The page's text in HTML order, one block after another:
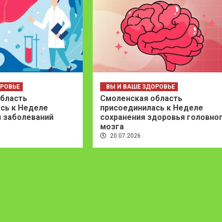
к Неделе
заболеваний
ВЫ И ВАШЕ ЗДОРОВЬЕ
Смоленская область
присоединилась к Неделе
сохранения здоровья
мозга
20.07.2026